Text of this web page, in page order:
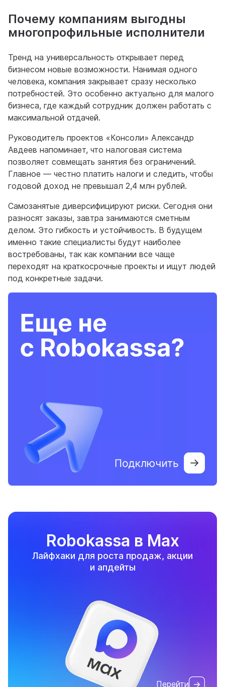
Почему компаниям выгодны
многопрофильные исполнители
Тренд на универсальность открывает перед
бизнесом новые возможности. Нанимая одного
человека, компания закрывает сразу несколько
потребностей. Это особенно актуально для малого
бизнеса, где каждый сотрудник должен работать с
максимальной отдачей.
Руководитель проектов «Консоли» Александр
Авдеев напоминает, что налоговая система
позволяет совмещать занятия без ограничений.
Главное — честно платить налоги и следить, чтобы
годовой доход не превышал 2,4 млн рублей.
Самозанятые диверсифицируют риски. Сегодня они
разносят заказы, завтра занимаются сметным
делом. Это гибкость и устойчивость. В будущем
именно такие специалисты будут наиболее
востребованы, так как компании все чаще
переходят на краткосрочные проекты и ищут людей
под конкретные задачи.
Robokassa в Max
Лайфхаки для роста продаж, акции
и апдейты
Перейти